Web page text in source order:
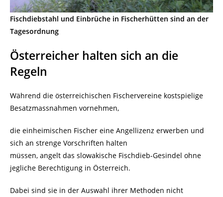
Fischdiebstahl und Einbrüche in Fischerhütten sind an der
Tagesordnung
Österreicher halten sich an die
Regeln
Während die österreichischen Fischervereine kostspielige
Besatzmassnahmen vornehmen,
die einheimischen Fischer eine Angellizenz erwerben und
sich an strenge Vorschriften halten
müssen, angelt das slowakische Fischdieb-Gesindel ohne
jegliche Berechtigung in Österreich.
Dabei sind sie in der Auswahl ihrer Methoden nicht